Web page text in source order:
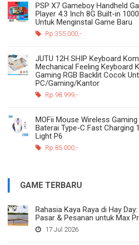
PSP X7 Gameboy Handheld
Player 4.3 Inch 8G Built-in
Untuk Menginstal Game Baru
Rp 355.000,-
JUTU 12H SHIP Keyboard
Mechanical Feeling Keyboard
Gaming RGB Backlit Cocok
PC/Gaming/Kantor
Rp 98.999,-
MOFii Mouse Wireless
Baterai Type-C Fast Charging
Light P6
Rp 85.000,-
GAME TERBARU
Rahasia Kaya Raya di Hay
Pasar & Pesanan untuk Max
17 Jul 2026